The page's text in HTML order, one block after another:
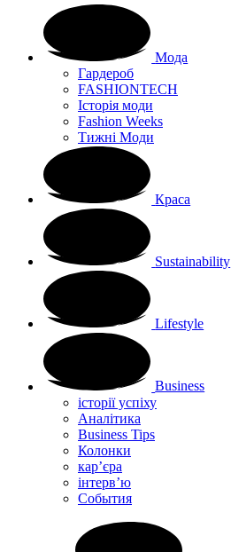
Мода
Гардероб
FASHIONTECH
Історія моди
Fashion Weeks
Тижні Моди
Краса
Sustainability
Lifestyle
Business
історії успіху
Аналітика
Business Tips
Колонки
кар’єра
інтерв’ю
Cобытия